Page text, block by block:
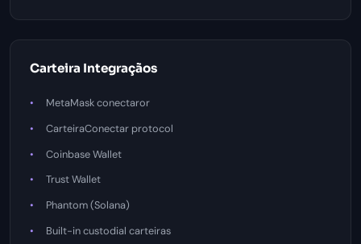
Carteira Integraçãos
MetaMask conectaror
CarteiraConectar protocol
Coinbase Wallet
Trust Wallet
Phantom (Solana)
Built-in custodial carteiras